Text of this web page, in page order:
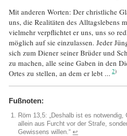
Mit anderen Worten: Der christliche
uns, die Realitäten des Alltagslebens
vielmehr verpflichtet er uns, uns so
möglich auf sie einzulassen. Jeder
sich zum Diener seiner Brüder und
zu machen, alle seine Gaben in den
Ortes zu stellen, an dem er lebt ... 2
Fußnoten:
Röm 13,5: „Deshalb ist es
allein aus Furcht vor der Strafe,
Gewissens willen.“↩︎